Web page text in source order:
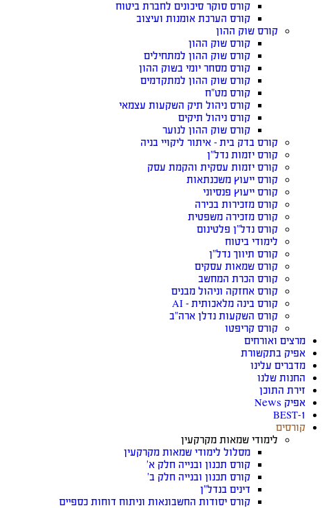
קורס סוקר סיכונים לחברת ביטוח
קורס הערכת אומנות ועיצוב
קורס שוק ההון
קורס שוק ההון
קורס שוק ההון למתחילים
קורס מסחר יומי בשוק ההון
קורס שוק ההון למתקדמים
קורס מט”ח
קורס ניהול תיק השקעות עצמאי
קורס ניהול תיקים
קורס שוק ההון לנוער
קורס בדק בית – איתור ליקויי בניה
קורס יזמות נדל”ן
קורס יזמות עסקית והקמת עסק
קורס ייעוץ משכנתאות
קורס ייעוץ פנסיוני
קורס מזכירות בכירה
קורס מזכירה משפטית
קורס נדל”ן פלטינום
לימודי ביטוח
קורס תיווך נדל”ן
קורס שמאות עסקים
קורס הכרת המחשב
קורס אחזקה וניהול מבנים
קורס בינה מלאכותית – AI
קורס השקעות נדלן ארה”ב
קורס קריפטו
מרצים ואורחים
אפיק בתקשורת
מדברים עלינו
החנות שלנו
זירת התוכן
אפיק News
BEST-1
קורסים
לימודי שמאות מקרקעין
מסלול לימודי שמאות מקרקעין
קורס תכנון ובנייה חלק א’
קורס תכנון ובנייה חלק ב’
דינים בנדל”ן
קורס יסודות החשבונאות וניתוח דוחות כספיים